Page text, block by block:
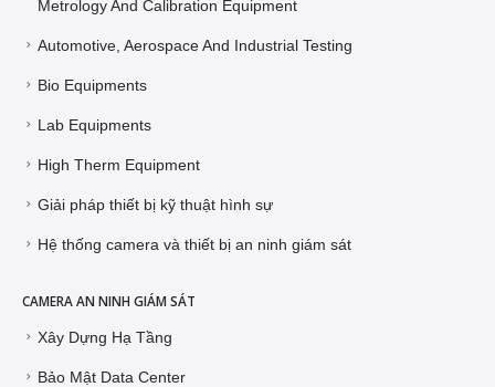
Metrology And Calibration Equipment
Automotive, Aerospace And Industrial Testing
Bio Equipments
Lab Equipments
High Therm Equipment
Giải pháp thiết bị kỹ thuật hình sự
Hệ thống camera và thiết bị an ninh giám sát
CAMERA AN NINH GIÁM SÁT
Xây Dựng Hạ Tầng
Bảo Mật Data Center